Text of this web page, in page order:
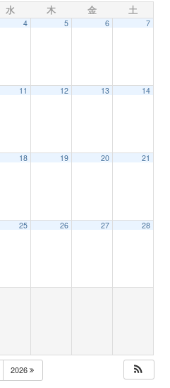
i
水 木 金 土
4 5 6 7
11 12 13 14
18 19 20 21
25 26 27 28
2026